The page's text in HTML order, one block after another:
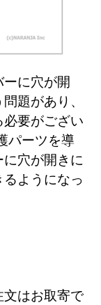
に穴が開
題があり、
要がござい
パーツを導
穴が開きに
ようになっ
はお取寄で